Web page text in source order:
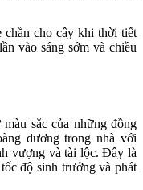
chắn cho cây khi thời tiết
vào sáng sớm và chiều
sắc của những đồng
dương trong nhà với
vượng và tài lộc. Đây là
độ sinh trưởng và phát